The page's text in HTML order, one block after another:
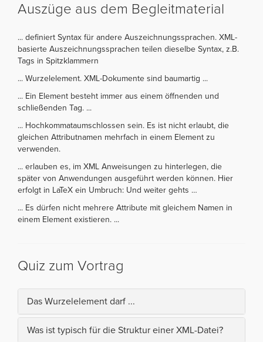
Auszüge aus dem Begleitmaterial
... definiert Syntax für andere Auszeichnungssprachen. XML-
basierte Auszeichnungssprachen teilen dieselbe Syntax, z.B.
Tags in Spitzklammern
... Wurzelelement. XML-Dokumente sind baumartig ...
... Ein Element besteht immer aus einem öffnenden und
schließenden Tag. ...
... Hochkommataumschlossen sein. Es ist nicht erlaubt, die
gleichen Attributnamen mehrfach in einem Element zu
verwenden.
... erlauben es, im XML Anweisungen zu hinterlegen, die
später von Anwendungen ausgeführt werden können. Hier
erfolgt in LaTeX ein Umbruch: Und weiter gehts …
... Es dürfen nicht mehrere Attribute mit gleichem Namen in
einem Element existieren. ...
Quiz zum Vortrag
Das Wurzelelement darf ...
Was ist typisch für die Struktur einer XML-Datei?